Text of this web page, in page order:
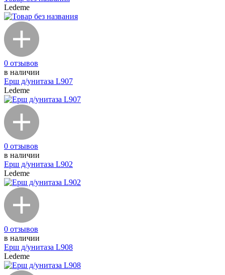
Ledeme
0 отзывов
в наличии
Ерш д/унитаза L907
Ledeme
0 отзывов
в наличии
Ерш д/унитаза L902
Ledeme
0 отзывов
в наличии
Ерш д/унитаза L908
Ledeme